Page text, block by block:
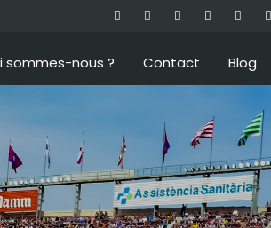
sommes-nous ? Contact Blog